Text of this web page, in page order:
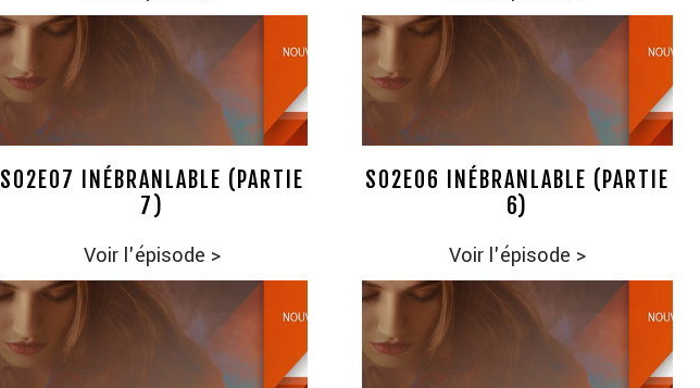
S02E07 INÉBRANLABLE (PARTIE
7)
Voir l'épisode >
S02E06 INÉBRANLABLE (PARTIE
6)
Voir l'épisode >